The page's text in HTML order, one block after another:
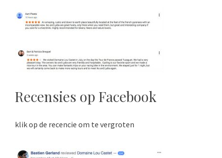
Recensies op Facebook
klik op de recencie om te vergroten